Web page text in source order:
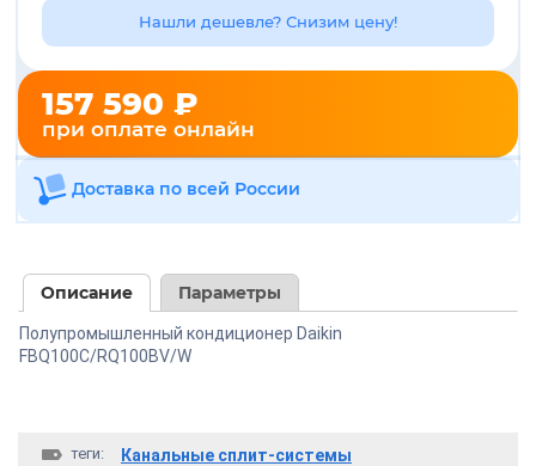
Нашли дешевле? Снизим цену!
157 590 ₽
при оплате онлайн
Доставка по всей России
Описание Параметры
Полупромышленный кондиционер Daikin
FBQ100C/RQ100BV/W
теги: Канальные сплит-системы